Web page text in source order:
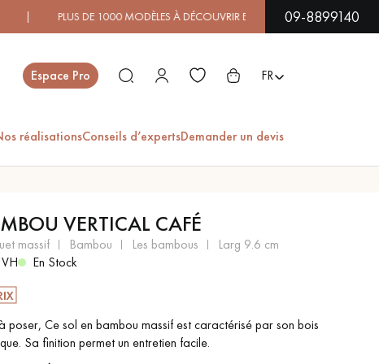
À DÉCOUVRIR EN SHOWROOM | DISPONIBILITÉ
09-8899140
Espace Pro FR
réalisationsConseils d’expertsDemander un devis
PARQUET EN BOIS
EXOTIQUE
PARQUET VERNIS
PARQUET LAMES
LARGES XXL
PARQUET EN CHÊNE
VERTICAL CAFÉ
massif bambou les bambous
larg 9.6 cm
En Stock
poser, Ce sol en bambou massif est caractérisé par son bois
Sa finition permet un entretien facile.